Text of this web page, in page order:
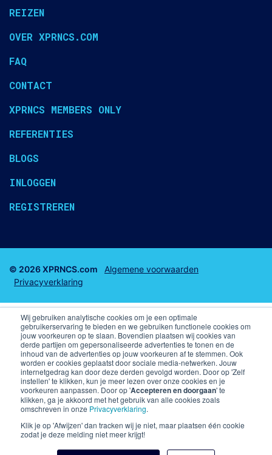
Wij gebruiken analytische cookies om je een optimale
gebruikerservaring te bieden en we gebruiken functionele cookies om
jouw voorkeuren op te slaan. Bovendien plaatsen wij cookies van
derde partijen om gepersonaliseerde advertenties te tonen en de
inhoud van de advertenties op jouw voorkeuren af te stemmen. Ook
worden er cookies geplaatst door sociale media-netwerken. Jouw
internetgedrag kan door deze derden gevolgd worden. Door op 'Zelf
instellen' te klikken, kun je meer lezen over onze cookies en je
voorkeuren aanpassen. Door op 'Accepteren en doorgaan' te
klikken, ga je akkoord met het gebruik van alle cookies zoals
omschreven in onze Privacyverklaring.
Klik je op 'Afwijzen' dan tracken wij je niet, maar plaatsen één cookie
zodat je deze melding niet meer krijgt!
REIZEN
OVER XPRNCS.COM
FAQ
CONTACT
XPRNCS MEMBERS ONLY
REFERENTIES
BLOGS
INLOGGEN
REGISTREREN
© 2026 XPRNCS.com
Algemene voorwaarden
Privacyverklaring
Business club tickets
Business Seats
F1 arrangementen
Voetbal arrangementen
Champions League VIP arrangementen en kaarten
Premier League
Skybox PSV
Kaarten Liverpool FC
Business Seats PSV